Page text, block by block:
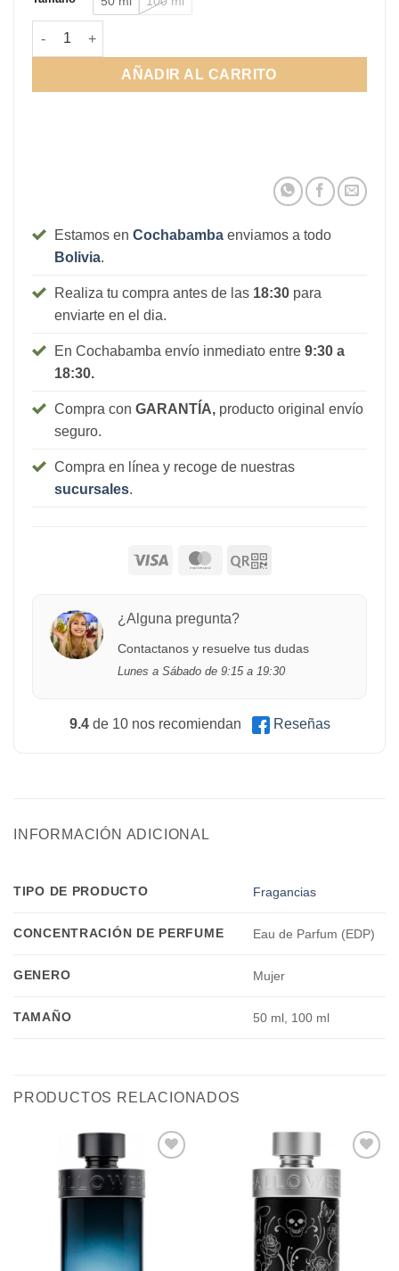
Halloween Fever EDP cantidad
AÑADIR AL CARRITO
Estamos en Cochabamba enviamos a todo
Bolivia.
Realiza tu compra antes de las 18:30para
enviarte en el dia.
En Cochabamba envío inmediato entre 9:30 a
18:30.
Compra con GARANTÍA,producto original envío
seguro.
Compra en línea y recoge de nuestras
sucursales.
¿Alguna pregunta?
Contactanos y resuelve tus dudas
Lunes a Sábado de 9:15 a 19:30
9.4de 10 nos recomiendan Reseñas
INFORMACIÓN ADICIONAL
TIPO DE PRODUCTO Fragancias
CONCENTRACIÓN DE PERFUME Eau de Parfum (EDP)
GENERO Mujer
TAMAÑO 50 ml, 100 ml
PRODUCTOS RELACIONADOS